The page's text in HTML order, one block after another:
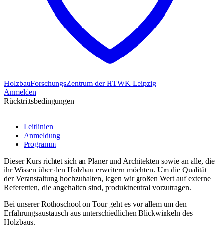
HolzbauForschungsZentrum der HTWK Leipzig
Anmelden
Rücktrittsbedingungen
Leitlinien
Anmeldung
Programm
Dieser Kurs richtet sich an Planer und Architekten sowie an alle, die
ihr Wissen über den Holzbau erweitern möchten. Um die Qualität
der Veranstaltung hochzuhalten, legen wir großen Wert auf externe
Referenten, die angehalten sind, produktneutral vorzutragen.
Bei unserer Rothoschool on Tour geht es vor allem um den
Erfahrungsaustausch aus unterschiedlichen Blickwinkeln des
Holzbaus.